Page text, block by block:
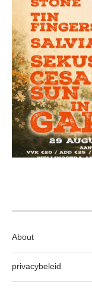
About
privacybeleid